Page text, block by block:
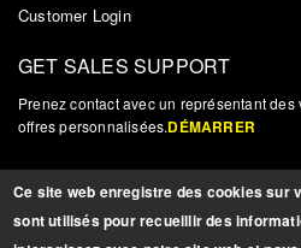
Customer Login
GET SALES SUPPORT
Prenez contact avec un représentant
offres personnalisées.DÉMARRER
NOUVELLES ET MISES À
Inscrivez-vous pour recevoir des mises à
informations pertinentes sur les produits.
Ce site web enregistre des cookies sur
sont utilisés pour recueillir des